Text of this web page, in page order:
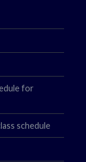
for
schedule